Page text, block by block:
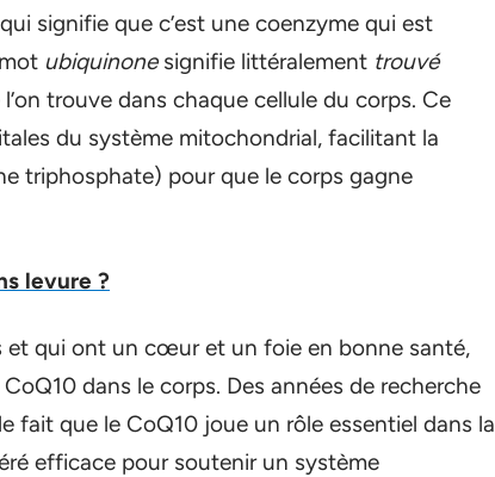
signifie que c’est une coenzyme qui est
ubiquinonesignifie littéralement trouvé
trouve dans chaque cellule du corps. Ce
du système mitochondrial, facilitant la
triphosphate) pour que le corps gagne
levure ?
et qui ont un cœur et un foie en bonne santé,
dans le corps. Des années de recherche
que le CoQ10 joue un rôle essentiel dans la
efficace pour soutenir un système